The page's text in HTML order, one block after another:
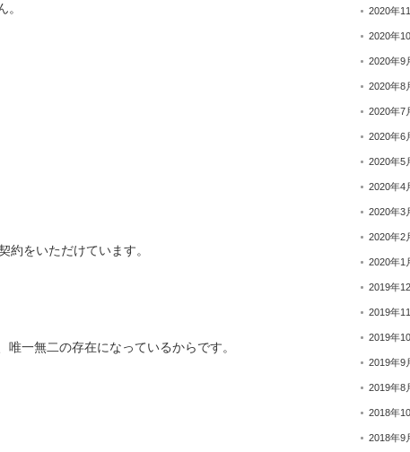
約をいただけています。
唯一無二の存在になっているからです。
2020年
2020年
2020年9
2020年8
2020年7
2020年6
2020年5
2020年4
2020年3
2020年2
2020年1
2019年
2019年
2019年
2019年9
2019年8
2018年
2018年9